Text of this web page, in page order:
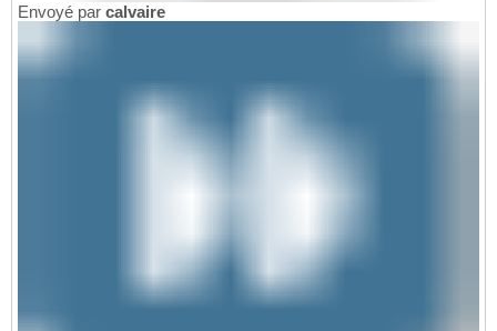
Envoyé par calvaire